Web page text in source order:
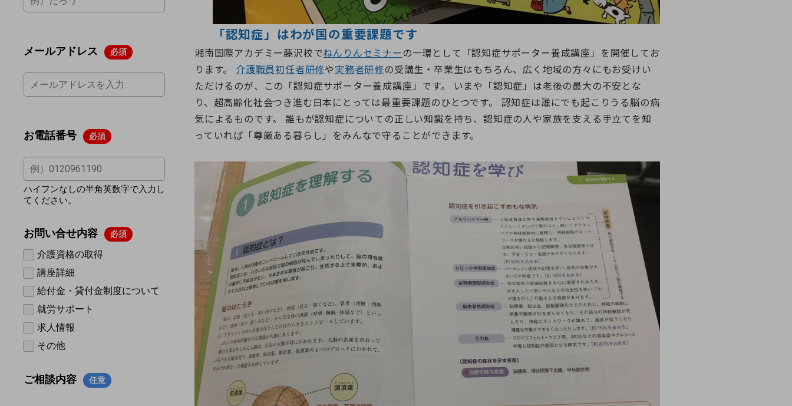
「認知症」はわが国の重要課題です
湘南国際アカデミー藤沢校でねんりんセミナー の一環として「認知症サポーター養成講座」を開催してお
ります。 介護職員初任者研修や 実務者研修の受講生・卒業生はもちろん、広く地域の方々にもお受けい
ただけるのが、この「認知症サポーター養成講座」です。 いまや「認知症」は老後の最大の不安とな
り、超高齢化社会つき進む日本にとっては最重要課題のひとつです。 認知症は誰にでも起こりうる脳の病
気によるものです。 誰もが認知症についての正しい知識を持ち、認知症の人や家族を支える手立てを知
っていれば「尊厳ある暮らし」をみんなで守ることができます。